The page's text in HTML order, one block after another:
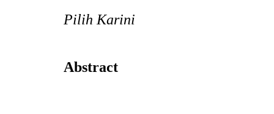
Pilih Karini
Abstract